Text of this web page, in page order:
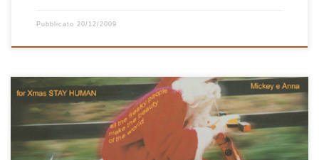
Pubblicato 20/12/2009
Natale 2004, anno di cambiamenti importanti per me e Annalisa.
Fu proprio nel corso di quell’anno che decidemmo di vivere a